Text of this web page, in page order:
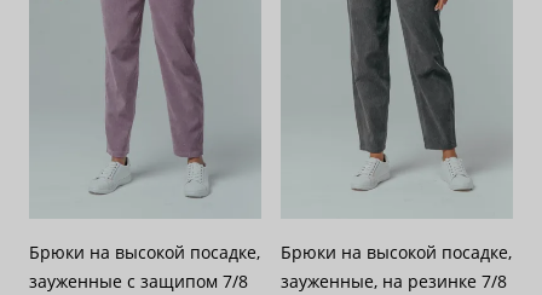
Брюки на высокой посадке,
зауженные с защипом 7/8
Брюки на высокой посадке,
зауженные, на резинке 7/8